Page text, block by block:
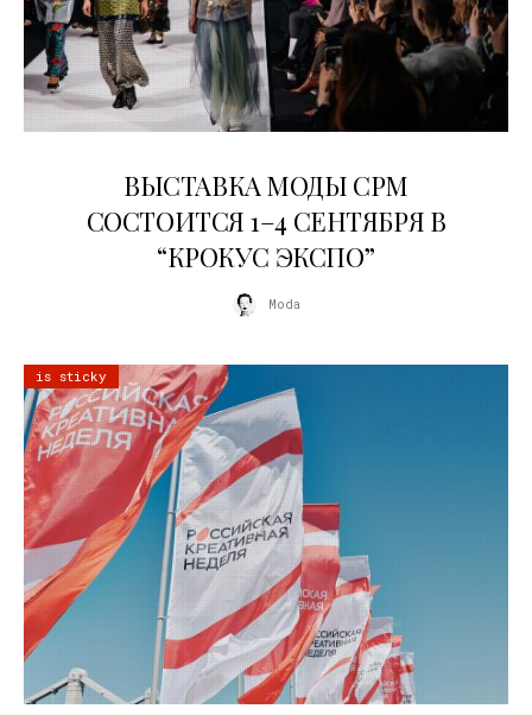
ВЫСТАВКА МОДЫ CPM
СОСТОИТСЯ 1–4 СЕНТЯБРЯ В
“КРОКУС ЭКСПО”
Moda
is sticky